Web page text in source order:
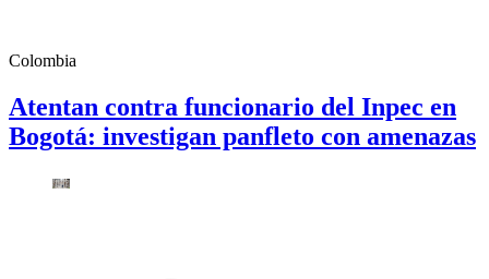
Colombia
Atentan contra funcionario del Inpec en
Bogotá: investigan panfleto con amenazas